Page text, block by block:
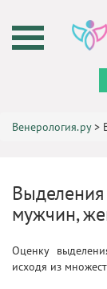
Венерология.ру>
мужчин,
Оценку
исходя из